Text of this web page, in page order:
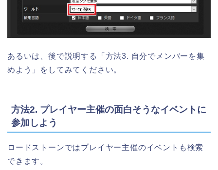
あるいは、後で説明する「方法3. 自分でメンバーを集
めよう」をしてみてください。
方法2. プレイヤー主催の面白そうなイベントに
参加しよう
ロードストーンではプレイヤー主催のイベントも検索
できます。